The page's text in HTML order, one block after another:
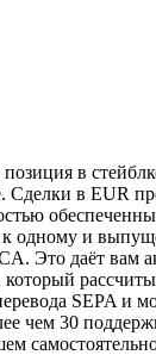
в
Сделки в EUR
одному и
Это даёт вам
SEPA и
чем 30